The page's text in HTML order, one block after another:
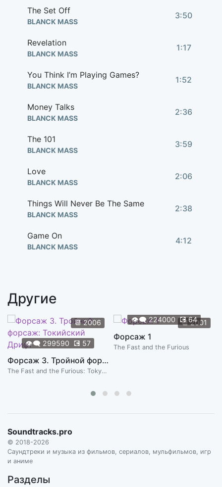
The Set Off
BLANCK MASS
3:50
Revelation
BLANCK MASS
1:17
You Think I’m Playing Games?
BLANCK MASS
1:52
Money Talks
BLANCK MASS
2:36
The 101
BLANCK MASS
3:59
Love
BLANCK MASS
2:06
Things Will Never Be The Same
BLANCK MASS
2:38
Game On
BLANCK MASS
4:12
Vámonos
The Proposition
BLANCK MASS
Wait For Me
BLANCK MASS
Ride Or Die
BLANCK MASS
Другие
📆2006
👁️‍🗨️ 299590 💽 57
Форсаж 3. Тройной форсаж: Токийский Дрифт
The Fast and the Furious: Tokyo Drift
📆2001
👁️‍🗨️224000 💽64
Форсаж 1
The Fast and the Furious
Soundtracks.pro
© 2018-2026
Саундтреки и музыка из фильмов, сериалов, мульфильмов, игр
и аниме
Разделы